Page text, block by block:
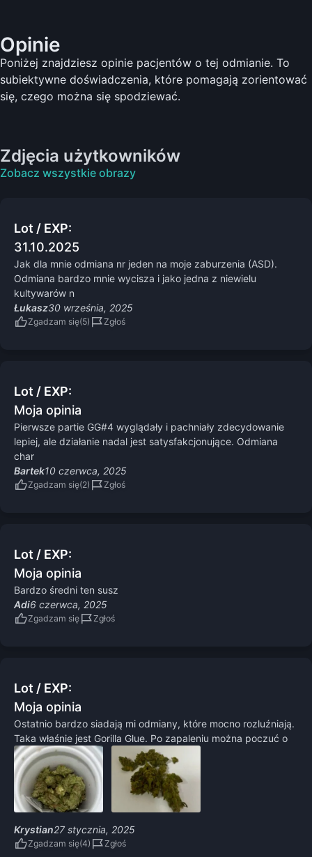
Opinie
Poniżej znajdziesz opinie pacjentów o tej odmianie. To
subiektywne doświadczenia, które pomagają zorientować
się, czego można się spodziewać.
Zdjęcia użytkowników
Zobacz wszystkie obrazy
Lot / EXP:
31.10.2025
Jak dla mnie odmiana nr jeden na moje zaburzenia (ASD).
Odmiana bardzo mnie wycisza i jako jedna z niewielu
kultywarów n
Łukasz30 września, 2025
Zgadzam się Zgłoś
Lot / EXP:
Moja opinia
Pierwsze partie GG#4 wyglądały i pachniały zdecydowanie
lepiej, ale działanie nadal jest satysfakcjonujące. Odmiana
char
Bartek10 czerwca, 2025
Zgadzam się Zgłoś
Lot / EXP:
Moja opinia
Bardzo średni ten susz
Adi6 czerwca, 2025
Zgadzam się Zgłoś
Lot / EXP:
Moja opinia
Ostatnio bardzo siadają mi odmiany, które mocno rozluźniają.
Taka właśnie jest Gorilla Glue. Po zapaleniu można poczuć o
Krystian27 stycznia, 2025
Zgadzam się Zgłoś